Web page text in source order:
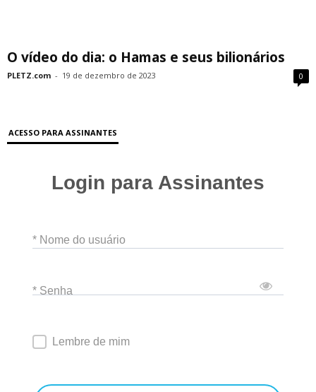
O vídeo do dia: o Hamas e seus bilionários
PLETZ.com - 19 de dezembro de 2023 0
ACESSO PARA ASSINANTES
Login para Assinantes
* Nome do usuário
* Senha
Lembre de mim